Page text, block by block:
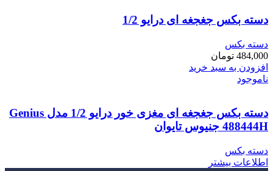
دسته بکس جغجغه ای درایو 1/2
دسته بکس
484,000 تومان
افزودن به سبد خرید
ناموجود
دسته بکس جغجغه ای مغزی خور درایو 1/2 مدل Genius
488444H جنیوس تایوان
دسته بکس
اطلاعات بیشتر